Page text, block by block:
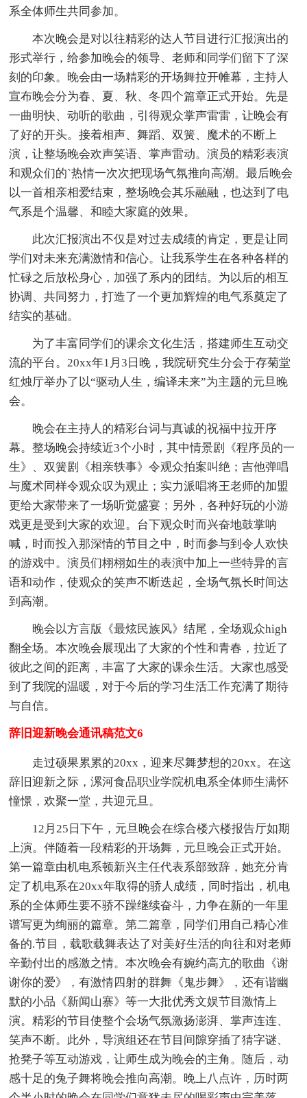
系全体师生共同参加。
本次晚会是对以往精彩的达人节目进行汇报演出的
形式举行，给参加晚会的领导、老师和同学们留下了深
刻的印象。晚会由一场精彩的开场舞拉开帷幕，主持人
宣布晚会分为春、夏、秋、冬四个篇章正式开始。先是
一曲明快、动听的歌曲，引得观众掌声雷雷，让晚会有
了好的开头。接着相声、舞蹈、双簧、魔术的不断上
演，让整场晚会欢声笑语、掌声雷动。演员的精彩表演
和观众们的`热情一次次把现场气氛推向高潮。最后晚会
以一首相亲相爱结束，整场晚会其乐融融，也达到了电
气系是个温馨、和睦大家庭的效果。
此次汇报演出不仅是对过去成绩的肯定，更是让同
学们对未来充满激情和信心。让我系学生在各种各样的
忙碌之后放松身心，加强了系内的团结。为以后的相互
协调、共同努力，打造了一个更加辉煌的电气系奠定了
结实的基础。
为了丰富同学们的课余文化生活，搭建师生互动交
流的平台。20xx年1月3日晚，我院研究生分会于存菊堂
红烛厅举办了以“驱动人生，编译未来”为主题的元旦晚
会。
晚会在主持人的精彩台词与真诚的祝福中拉开序
幕。整场晚会持续近3个小时，其中情景剧《程序员的一
生》、双簧剧《相亲轶事》令观众拍案叫绝；吉他弹唱
与魔术同样令观众叹为观止；实力派唱将王老师的加盟
更给大家带来了一场听觉盛宴；另外，各种好玩的小游
戏更是受到大家的欢迎。台下观众时而兴奋地鼓掌呐
喊，时而投入那深情的节目之中，时而参与到令人欢快
的游戏中。演员们栩栩如生的表演中加上一些特异的言
语和动作，使观众的笑声不断迭起，全场气氛长时间达
到高潮。
晚会以方言版《最炫民族风》结尾，全场观众high
翻全场。本次晚会展现出了大家的个性和青春，拉近了
彼此之间的距离，丰富了大家的课余生活。大家也感受
到了我院的温暖，对于今后的学习生活工作充满了期待
与自信。
辞旧迎新晚会通讯稿范文6
走过硕果累累的20xx，迎来尽舞梦想的20xx。在这
辞旧迎新之际，漯河食品职业学院机电系全体师生满怀
憧憬，欢聚一堂，共迎元旦。
12月25日下午，元旦晚会在综合楼六楼报告厅如期
上演。伴随着一段精彩的开场舞，元旦晚会正式开始。
第一篇章由机电系顿新兴主任代表系部致辞，她充分肯
定了机电系在20xx年取得的骄人成绩，同时指出，机电
系的全体师生要不骄不躁继续奋斗，力争在新的一年里
谱写更为绚丽的篇章。第二篇章，同学们用自己精心准
备的.节目，载歌载舞表达了对美好生活的向往和对老师
辛勤付出的感激之情。本次晚会有婉约高亢的歌曲《谢
谢你的爱》，有激情四射的群舞《鬼步舞》，还有谐幽
默的小品《新闻山寨》等一大批优秀文娱节目激情上
演。精彩的节目使整个会场气氛激扬澎湃、掌声连连、
笑声不断。此外，导演组还在节目间隙穿插了猜字谜、
抢凳子等互动游戏，让师生成为晚会的主角。随后，动
感十足的兔子舞将晚会推向高潮。晚上八点许，历时两